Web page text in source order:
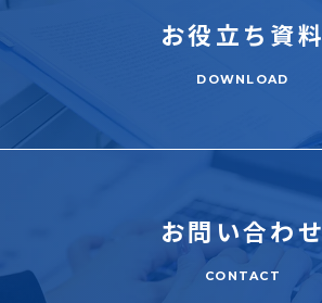
お役立ち 資料
DOWNLOAD
お問い合わせ
CONTACT